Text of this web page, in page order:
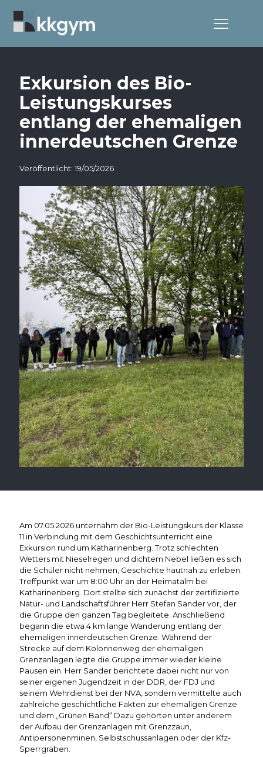
Exkursion des Bio-
Leistungskurses
entlang der ehemaligen
innerdeutschen Grenze
Veröffentlicht: 19/05/2026
Am 07.05.2026 unternahm der Bio-Leistungskurs der Klasse
11 in Verbindung mit dem Geschichtsunterricht eine
Exkursion rund um Katharinenberg. Trotz schlechten
Wetters mit Nieselregen und dichtem Nebel ließen es sich
die Schüler nicht nehmen, Geschichte hautnah zu erleben.
Treffpunkt war um 8:00 Uhr an der Heimatalm bei
Katharinenberg. Dort stellte sich zunächst der zertifizierte
Natur- und Landschaftsführer Herr Stefan Sander vor, der
die Gruppe den ganzen Tag begleitete. Anschließend
begann die etwa 4 km lange Wanderung entlang der
ehemaligen innerdeutschen Grenze. Während der
Strecke auf dem Kolonnenweg der ehemaligen
Grenzanlagen legte die Gruppe immer wieder kleine
Pausen ein. Herr Sander berichtete dabei nicht nur von
seiner eigenen Jugendzeit in der DDR, der FDJ und
seinem Wehrdienst bei der NVA, sondern vermittelte auch
zahlreiche geschichtliche Fakten zur ehemaligen Grenze
und dem „Grünen Band“ Dazu gehörten unter anderem
der Aufbau der Grenzanlagen mit Grenzzaun,
Antipersonenminen, Selbstschussanlagen oder der Kfz-
Sperrgraben.